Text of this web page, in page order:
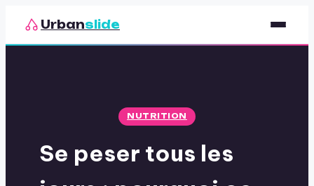
Urbanslide
Santé & Bien-être
Loisirs
NUTRITION
Se peser tous les